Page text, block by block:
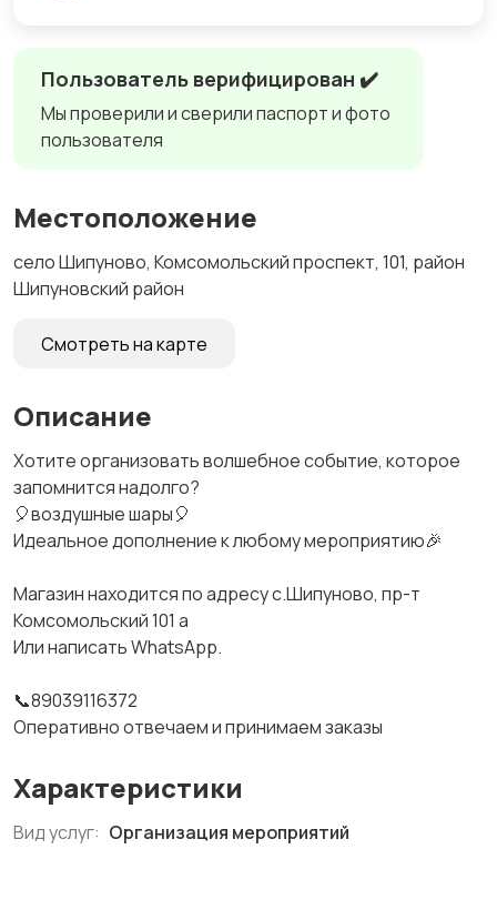
Пользователь верифицирован ✔️
Мы проверили и сверили паспорт и фото
пользователя
Местоположение
село Шипуново, Комсомольский проспект, 101, район
Шипуновский район
Смотреть на карте
Описание
Хотите организовать волшебное событие, которое
запомнится надолго?
🎈воздушные шары🎈
Идеальное дополнение к любому мероприятию🎉
Магазин находится по адресу с.Шипуново, пр-т
Комсомольский 101 а
Или написать WhatsApp.
📞89039116372
Оперативно отвечаем и принимаем заказы
Характеристики
Вид услуг: Организация мероприятий